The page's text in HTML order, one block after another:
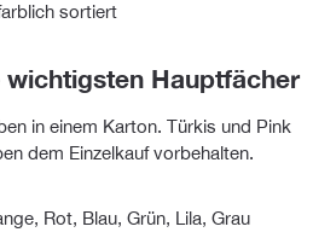
sortiert
Hauptfächer
in einem Karton. Türkis und Pink
dem Einzelkauf vorbehalten.
Rot, Blau, Grün, Lila, Grau